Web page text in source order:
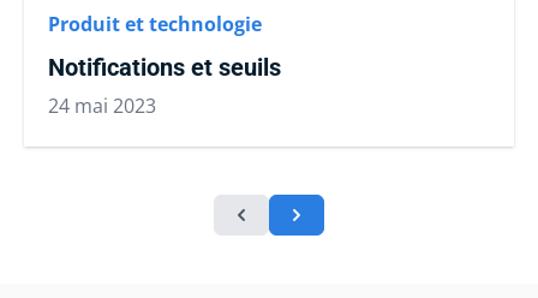
Produit et technologie
Notifications et seuils
24 mai 2023